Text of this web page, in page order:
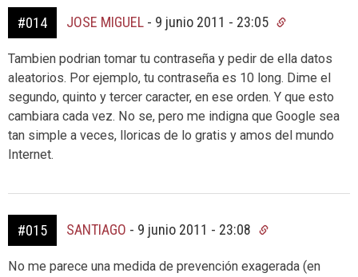
#014 JOSE MIGUEL - 9 junio 2011 - 23:05
Tambien podrian tomar tu contraseña y pedir de ella datos
aleatorios. Por ejemplo, tu contraseña es 10 long. Dime el
segundo, quinto y tercer caracter, en ese orden. Y que esto
cambiara cada vez. No se, pero me indigna que Google sea
tan simple a veces, lloricas de lo gratis y amos del mundo
Internet.
#015 SANTIAGO - 9 junio 2011 - 23:08
No me parece una medida de prevención exagerada (en